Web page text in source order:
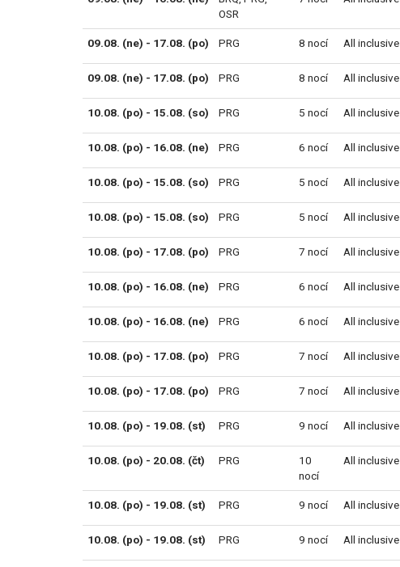
OSR
09.08. (ne) - 17.08. (po) PRG 8 nocí All inclusive
09.08. (ne) - 17.08. (po) PRG 8 nocí All inclusive
10.08. (po) - 15.08. (so) PRG 5 nocí All inclusive
10.08. (po) - 16.08. (ne) PRG 6 nocí All inclusive
10.08. (po) - 15.08. (so) PRG 5 nocí All inclusive
10.08. (po) - 15.08. (so) PRG 5 nocí All inclusive
10.08. (po) - 17.08. (po) PRG 7 nocí All inclusive
10.08. (po) - 16.08. (ne) PRG 6 nocí All inclusive
10.08. (po) - 16.08. (ne) PRG 6 nocí All inclusive
10.08. (po) - 17.08. (po) PRG 7 nocí All inclusive
10.08. (po) - 17.08. (po) PRG 7 nocí All inclusive
10.08. (po) - 19.08. (st) PRG 9 nocí All inclusive
10.08. (po) - 20.08. (čt) PRG
10
nocí
All inclusive
10.08. (po) - 19.08. (st) PRG 9 nocí All inclusive
10.08. (po) - 19.08. (st) PRG 9 nocí All inclusive